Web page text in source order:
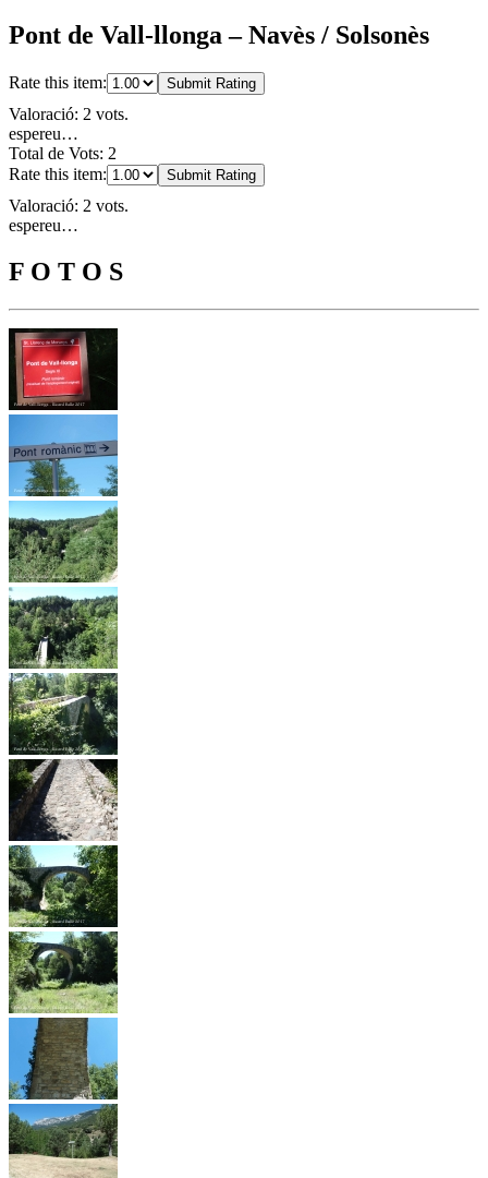
Pont de Vall-llonga – Navès / Solsonès
Rate this item: Submit Rating
Valoració: 2 vots.
espereu…
Total de Vots: 2
Rate this item:
Submit Rating
Valoració: 2 vots.
espereu…
F O T O S